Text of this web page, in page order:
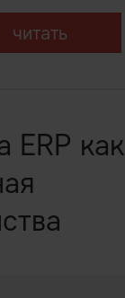
читать
ERP как